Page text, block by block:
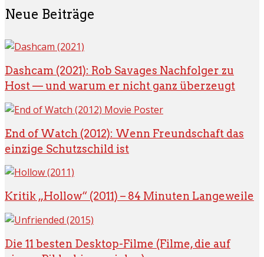
Neue Beiträge
Dashcam (2021): Rob Savages Nachfolger zu
Host — und warum er nicht ganz überzeugt
End of Watch (2012): Wenn Freundschaft das
einzige Schutzschild ist
Kritik „Hollow“ (2011) – 84 Minuten Langeweile
Die 11 besten Desktop-Filme (Filme, die auf